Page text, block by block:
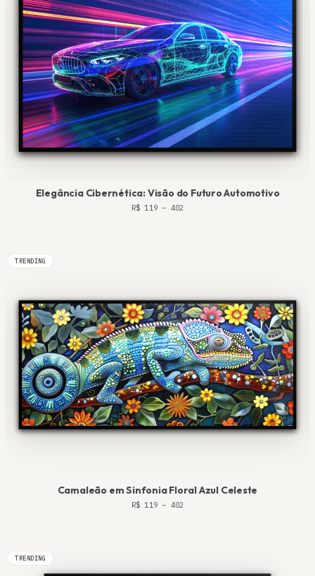
Elegância Cibernética: Visão do Futuro Automotivo
R$ 119 – 402
TRENDING
Camaleão em Sinfonia Floral Azul Celeste
R$ 119 – 402
TRENDING